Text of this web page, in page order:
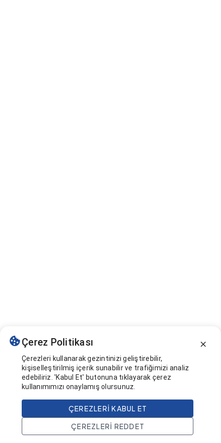
Çerez Politikası
Çerezleri kullanarak gezintinizi geliştirebilir,
kişiselleştirilmiş içerik sunabilir ve trafiğimizi analiz
edebiliriz. 'Kabul Et' butonuna tıklayarak çerez
kullanımımızı onaylamış olursunuz.
ÇEREZLERI KABUL ET
ÇEREZLERI REDDET